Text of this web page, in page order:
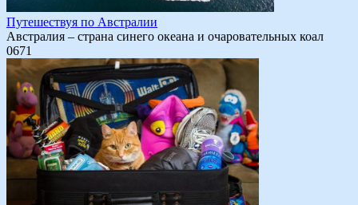
Путешествуя по Австралии
Австралия – страна синего океана и очаровательных коал
0671